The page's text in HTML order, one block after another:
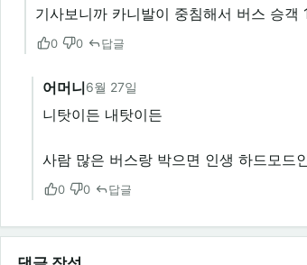
기사보니까 카니발이 중침해서 버스 승객
0 0 답글
어머니6월 27일
니탓이든 내탓이든
사람 많은 버스랑 박으면 인생 하드모드
0 0 답글